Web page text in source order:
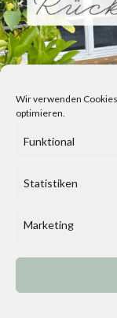
Wir verwenden
optimieren.
Funktional
Statistiken
Marketing